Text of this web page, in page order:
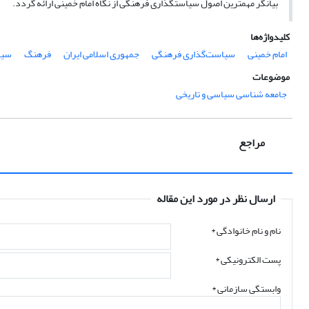
کلیدواژه‌ها
امام خمینی
سیاست‌گذاری فرهنگی جمهوری اسلامی ایران فرهنگ
موضوعات
جامعه شناسی سیاسی و تاریخی
مراجع
ارسال نظر در مورد این مقاله
نام و نام خانوادگی*
پست الکترونیکی*
وابستگی سازمانی *